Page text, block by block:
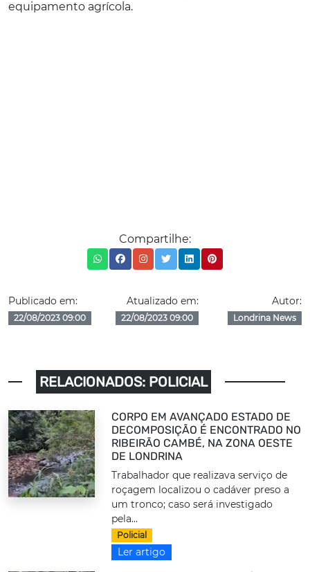
equipamento agrícola.
Compartilhe:
Publicado em:
22/08/2023 09:00
Atualizado em:
22/08/2023 09:00
Autor:
Londrina News
RELACIONADOS: POLICIAL
CORPO EM AVANÇADO ESTADO DE
DECOMPOSIÇÃO É ENCONTRADO NO
RIBEIRÃO CAMBÉ, NA ZONA OESTE
DE LONDRINA
Trabalhador que realizava serviço de
roçagem localizou o cadáver preso a
um tronco; caso será investigado
pela...
Policial
Ler artigo